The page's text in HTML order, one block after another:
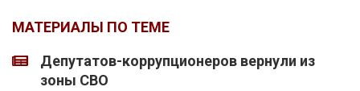
МАТЕРИАЛЫ ПО ТЕМЕ
Депутатов-коррупционеров вернули из
зоны СВО